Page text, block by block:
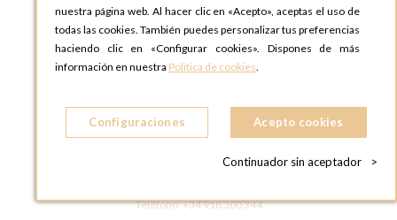
OPTIONS MADRID
C. Lucio Emilio Cándido, 6,
28803 Alcalá de Henares, Madrid
ESPAñA
OPTIONS MADRID SHOWROOM
28004 MADRID
Teléfono:+34 918 300 344
nuestra página web. Al hacer clic en «Acepto», aceptas el uso de
todas las cookies. También puedes personalizar tus preferencias
haciendo clic en «Configurar cookies». Dispones de más
información en nuestra Política de cookies.
Configuraciones Acepto cookies
Continuador sin aceptador >